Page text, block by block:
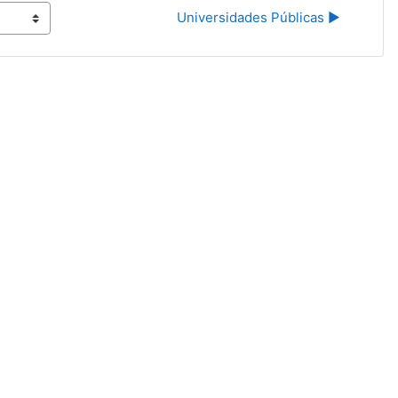
Universidades Públicas ▶︎